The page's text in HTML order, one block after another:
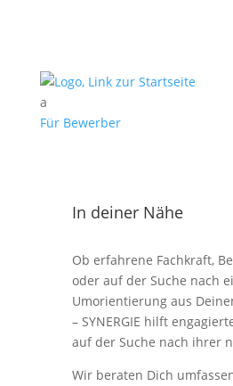
a
Für Bewerber
In deiner Nähe
Ob erfahrene Fachkraft,
oder auf der Suche nach
Umorientierung aus
– SYNERGIE hilft
auf der Suche nach ihrer
Wir beraten Dich